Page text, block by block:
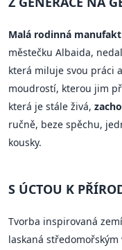
Malá rodinná
městečku Albaida,
která miluje svou práci
moudrostí, kterou jim
která je stále živá,
ručně, beze spěchu,
kousky.
S ÚCTOU K
Tvorba inspirovaná
laskaná